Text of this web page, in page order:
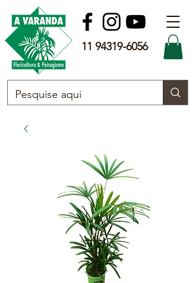
11 94319-6056